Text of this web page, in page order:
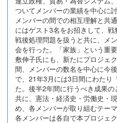
ついてメンバーの業績を中心に
メンバーの間での相互理解と共
にはゲスト3名をお招きして、
戦後処理問題を扱うと共に、メ
会を行った。「家族」という重
敷伸子氏にも、新たにプロジェ
間、メンバーの数名を中心に今
で、21年3月には3日間にわたり
た。後半2年間に行うべき成果
共に、憲法・経済史・労働史・
め、各メンバーが取り組むテー
各メンバーは各自で本プロジェ